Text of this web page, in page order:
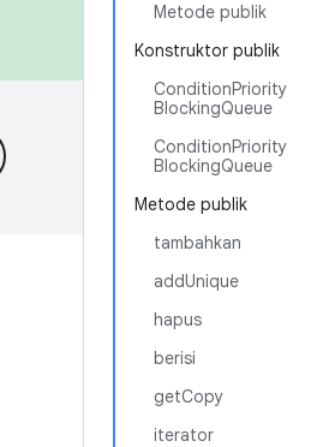
Metode publik
Konstruktor publik
ConditionPriority
BlockingQueue
ConditionPriority
BlockingQueue
Metode publik
tambahkan
addUnique
hapus
berisi
getCopy
iterator